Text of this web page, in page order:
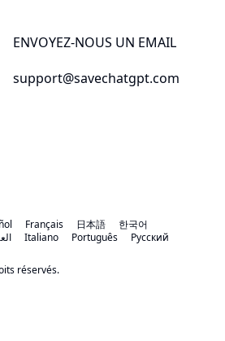
ENVOYEZ-NOUS UN EMAIL
support@savechatgpt.com
Français 日本語
한국어
Italiano Português
Русский
réservés.